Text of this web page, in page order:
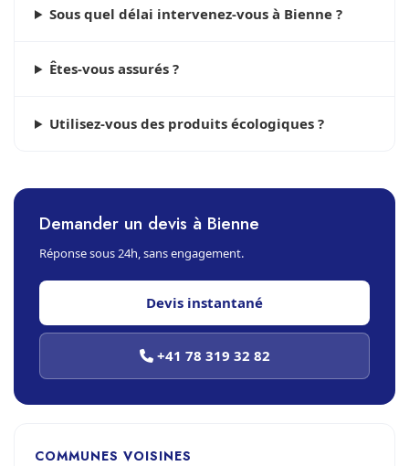
Sous quel délai intervenez-vous à Bienne ?
Êtes-vous assurés ?
Utilisez-vous des produits écologiques ?
Demander un devis à Bienne
Réponse sous 24h, sans engagement.
Devis instantané
+41 78 319 32 82
COMMUNES VOISINES